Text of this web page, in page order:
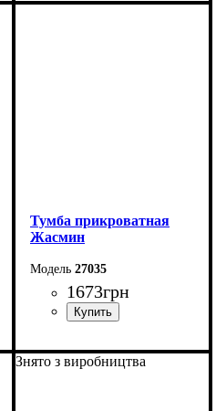
Ширина: 179 см
Тумба прикроватная
Жасмин
27035
1673грн
Ширина: 50 см
Знято з виробництва